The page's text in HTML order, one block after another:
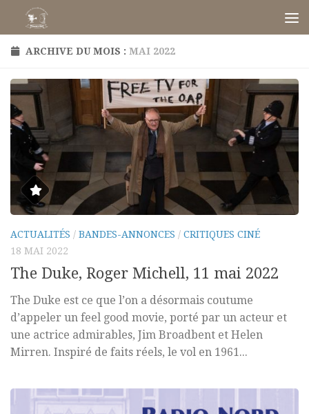
Skip to content
ARCHIVE DU MOIS : MAI 2022
ACTUALITÉS / BANDES-ANNONCES / CRITIQUES CINÉ
18 MAI 2022
The Duke, Roger Michell, 11 mai 2022
The Duke est ce que l’on a désormais coutume
d’appeler un feel good movie, porté par un acteur et
une actrice admirables, Jim Broadbent et Helen
Mirren. Inspiré de faits réels, le vol en 1961...